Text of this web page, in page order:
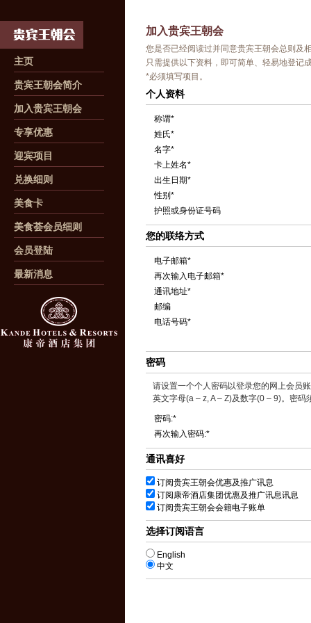
主页
贵宾王朝会简介
加入贵宾王朝会
专享优惠
迎宾项目
兑换细则
美食卡
美食荟会员细则
会员登陆
最新消息
加入贵宾王朝会
您是否已经阅读过并同意贵宾王朝会总则及
只需提供以下资料，即可简单、轻易地登记
*必须填写项目。
个人资料
称谓*
姓氏*
名字*
卡上姓名*
出生日期*
性别*
护照或身份证号码
您的联络方式
电子邮箱*
再次输入电子邮箱*
通讯地址*
邮编
电话号码*
密码
请设置一个个人密码以登录您的网上会员
英文字母(a – z, A – Z)及数字(0 – 9)。密码
密码:*
再次输入密码:*
通讯喜好
订阅贵宾王朝会优惠及推广讯息
订阅康帝酒店集团优惠及推广讯息讯息
订阅贵宾王朝会会籍电子账单
选择订阅语言
English
中文